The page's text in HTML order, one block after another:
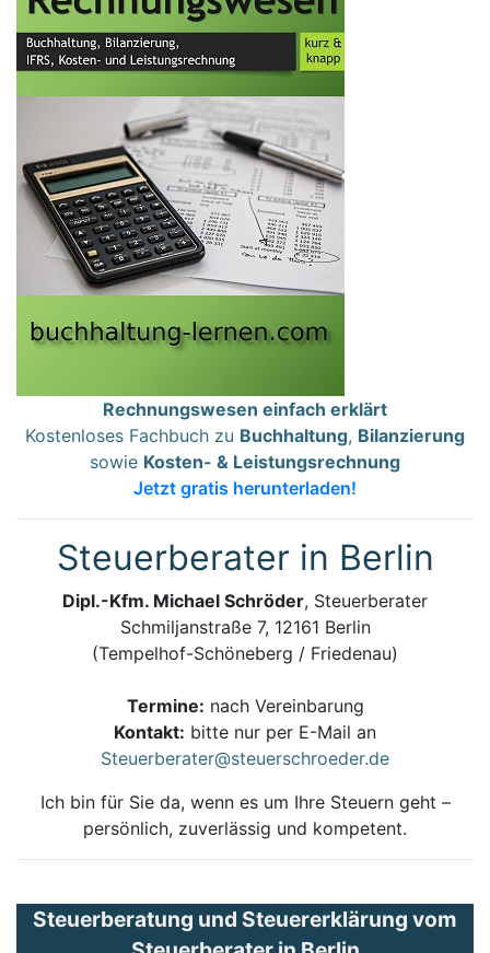
Rechnungswesen einfach erklärt
Kostenloses Fachbuch zu Buchhaltung, Bilanzierung
sowie Kosten- & Leistungsrechnung
Jetzt gratis herunterladen!
Steuerberater in Berlin
Dipl.-Kfm. Michael Schröder, Steuerberater
Schmiljanstraße 7, 12161 Berlin
(Tempelhof-Schöneberg / Friedenau)
Termine: nach Vereinbarung
Kontakt: bitte nur per E-Mail an
Steuerberater@steuerschroeder.de
Ich bin für Sie da, wenn es um Ihre Steuern geht –
persönlich, zuverlässig und kompetent.
Steuerberatung und Steuererklärung vom